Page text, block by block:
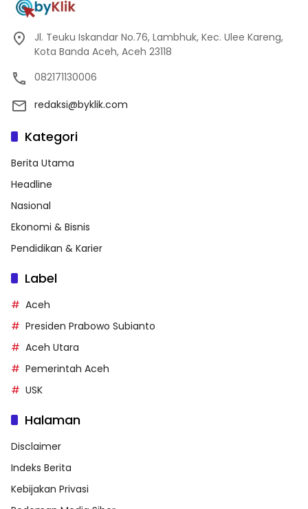
Jl. Teuku Iskandar No.76, Lambhuk, Kec. Ulee Kareng,
Kota Banda Aceh, Aceh 23118
082171130006
redaksi@byklik.com
Kategori
Berita Utama
Headline
Nasional
Ekonomi & Bisnis
Pendidikan & Karier
Label
Aceh
Presiden Prabowo Subianto
Aceh Utara
Pemerintah Aceh
USK
Halaman
Disclaimer
Indeks Berita
Kebijakan Privasi